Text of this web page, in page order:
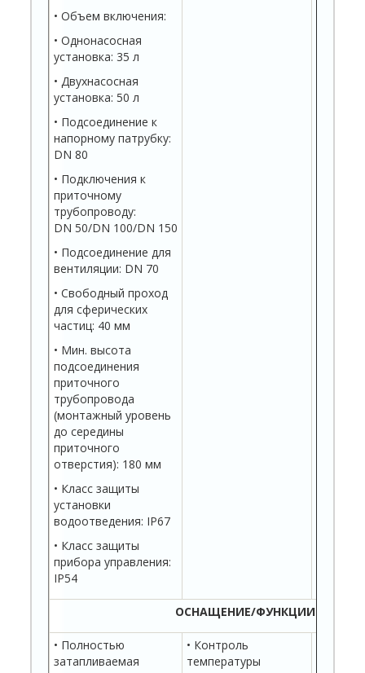
• Объем включения:
• Однонасосная
установка: 35 л
• Двухнасосная
установка: 50 л
• Подсоединение к
напорному патрубку:
DN 80
• Подключения к
приточному
трубопроводу:
DN 50/DN 100/DN 150
• Подсоединение для
вентиляции: DN 70
• Свободный проход
для сферических
частиц: 40 мм
• Мин. высота
подсоединения
приточного
трубопровода
(монтажный уровень
до середины
приточного
отверстия): 180 мм
• Класс защиты
установки
водоотведения: IP67
• Класс защиты
прибора управления:
IP54
ОСНАЩЕНИЕ/ФУНКЦИИ
• Полностью
затапливаемая
• Контроль
температуры